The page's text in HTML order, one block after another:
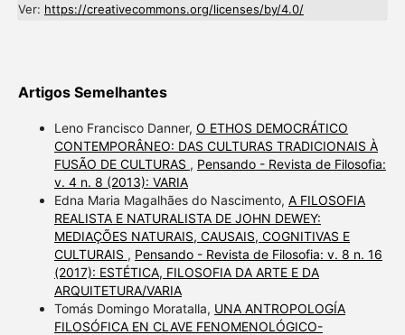
Ver: https://creativecommons.org/licenses/by/4.0/
Artigos Semelhantes
Leno Francisco Danner, O ETHOS DEMOCRÁTICO
CONTEMPORÂNEO: DAS CULTURAS TRADICIONAIS À
FUSÃO DE CULTURAS , Pensando - Revista de Filosofia:
v. 4 n. 8 (2013): VARIA
Edna Maria Magalhães do Nascimento, A FILOSOFIA
REALISTA E NATURALISTA DE JOHN DEWEY:
MEDIAÇÕES NATURAIS, CAUSAIS, COGNITIVAS E
CULTURAIS , Pensando - Revista de Filosofia: v. 8 n. 16
(2017): ESTÉTICA, FILOSOFIA DA ARTE E DA
ARQUITETURA/VARIA
Tomás Domingo Moratalla, UNA ANTROPOLOGÍA
FILOSÓFICA EN CLAVE FENOMENOLÓGICO-